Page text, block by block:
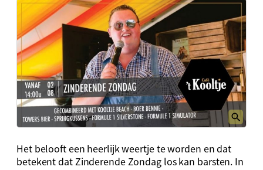
Het belooft een heerlijk weertje te worden en dat
betekent dat Zinderende Zondag los kan barsten. In